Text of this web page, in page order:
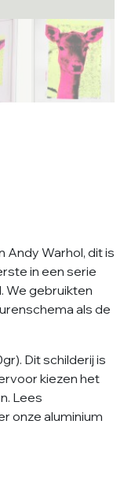
Andy Warhol, dit is
in een serie
We gebruikten
als de
Dit schilderij is
kiezen het
Lees
onze aluminium